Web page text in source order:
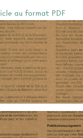
au format PDF